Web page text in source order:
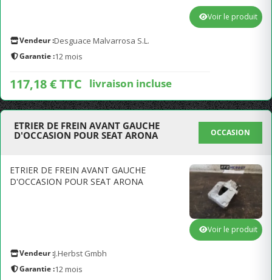
Vendeur :Desguace Malvarrosa S.L.
Garantie :12 mois
117,18 € TTC livraison incluse
Voir le produit
ETRIER DE FREIN AVANT GAUCHE
D'OCCASION POUR SEAT ARONA
OCCASION
ETRIER DE FREIN AVANT GAUCHE
D'OCCASION POUR SEAT ARONA
Vendeur :J.Herbst Gmbh
Garantie :12 mois
Voir le produit